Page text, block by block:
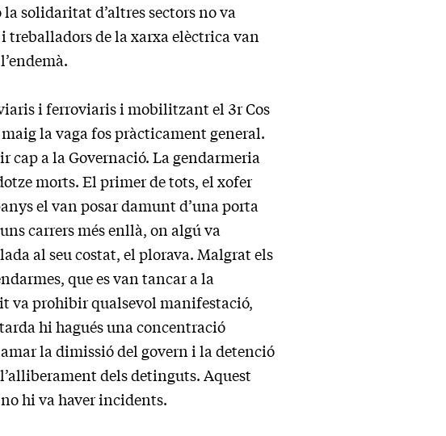
solidaritat d’altres sectors no va
de la xarxa elèctrica van
i ferroviaris i mobilitzant el 3r Cos
la vaga fos pràcticament general.
cap a la Governació. La gendarmeria
morts. El primer de tots, el xofer
el van posar damunt d’una porta
carrers més enllà, on algú va
al seu costat, el plorava. Malgrat els
que es van tancar a la
va prohibir qualsevol manifestació,
hi hagués una concentració
la dimissió del govern i la detenció
dels detinguts. Aquest
hi va haver incidents.